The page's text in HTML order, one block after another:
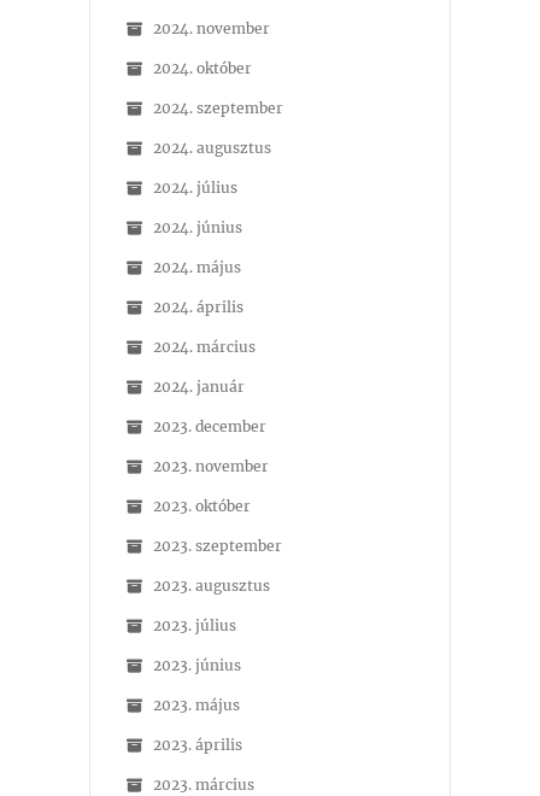
2024. november
2024. október
2024. szeptember
2024. augusztus
2024. július
2024. június
2024. május
2024. április
2024. március
2024. január
2023. december
2023. november
2023. október
2023. szeptember
2023. augusztus
2023. július
2023. június
2023. május
2023. április
2023. március